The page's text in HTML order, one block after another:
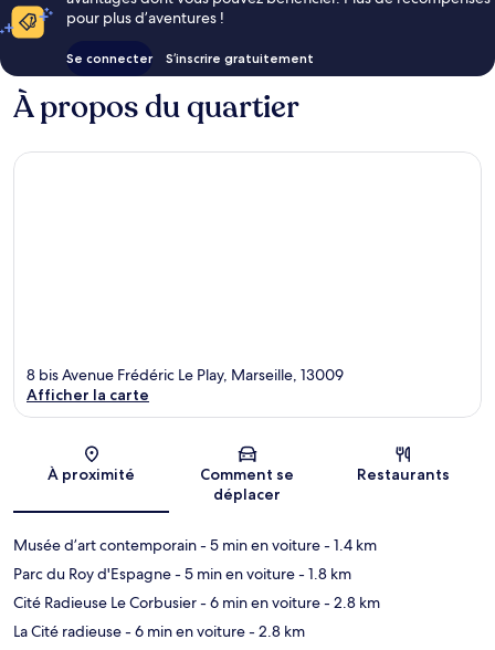
pour plus d’aventures !
Se connecter S’inscrire gratuitement
À propos du quartier
Carte
8 bis Avenue Frédéric Le Play, Marseille, 13009
Afficher la carte
À proximité
Comment se
déplacer
Restaurants
Musée d’art contemporain- 5 min en voiture- 1.4 km
Parc du Roy d'Espagne- 5 min en voiture- 1.8 km
Cité Radieuse Le Corbusier- 6 min en voiture- 2.8 km
La Cité radieuse- 6 min en voiture- 2.8 km